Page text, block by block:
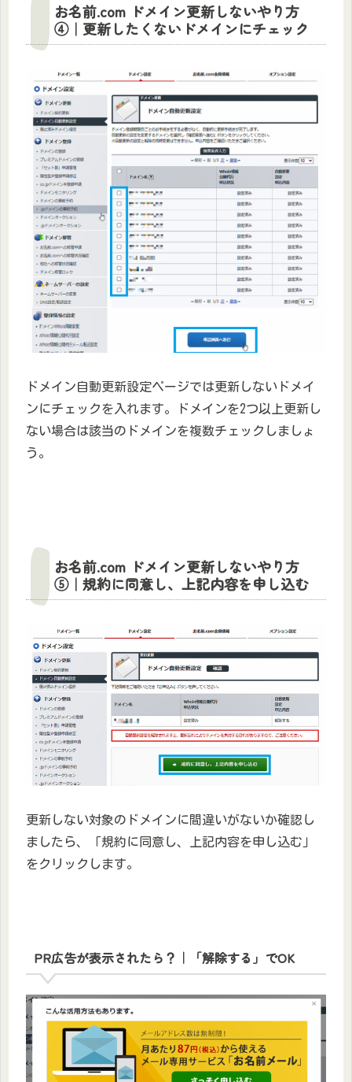
お名前.com ドメイン更新しないやり方
④｜更新したくないドメインにチェック
ドメイン自動更新設定ページでは更新しないドメイ
ンにチェックを入れます。ドメインを2つ以上更新し
ない場合は該当のドメインを複数チェックしましょ
う。
お名前.com ドメイン更新しないやり方
⑤｜規約に同意し、上記内容を申し込む
更新しない対象のドメインに間違いがないか確認し
ましたら、「規約に同意し、上記内容を申し込む」
をクリックします。
PR広告が表示されたら？｜「解除する」でOK